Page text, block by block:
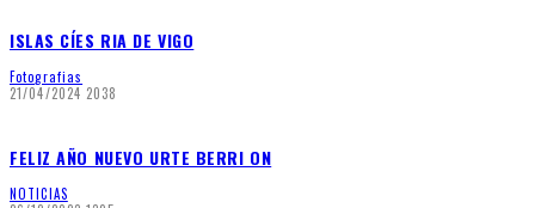
ISLAS CÍES RIA DE VIGO
Fotografias
21/04/2024 2038
FELIZ AÑO NUEVO URTE BERRI ON
NOTICIAS